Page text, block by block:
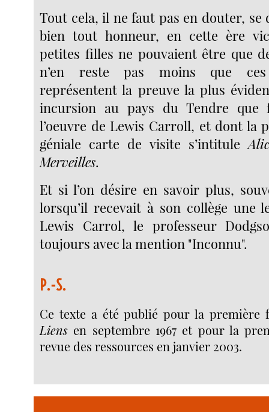
Tout cela, il ne faut pas en douter,
bien tout honneur, en cette ère
petites filles ne pouvaient être que
n’en reste pas moins que ces
représentent la preuve la plus
incursion au pays du Tendre
l’oeuvre de Lewis Carroll, et dont la
géniale carte de visite s’intitule
Merveilles.
Et si l’on désire en savoir plus,
lorsqu’il recevait à son collège une
Lewis Carrol, le professeur
toujours avec la mention "Inconnu".
P.-S.
Ce texte a été publié pour la première
Liens en septembre 1967 et pour la
revue des ressources en janvier 2003.